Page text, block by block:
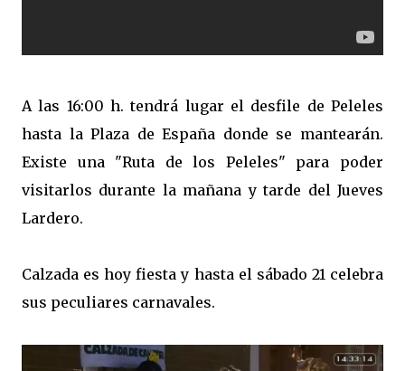
A las 16:00 h. tendrá lugar el desfile de Peleles
hasta la Plaza de España donde se mantearán.
Existe una "Ruta de los Peleles" para poder
visitarlos durante la mañana y tarde del Jueves
Lardero.
Calzada es hoy fiesta y hasta el sábado 21 celebra
sus peculiares carnavales.